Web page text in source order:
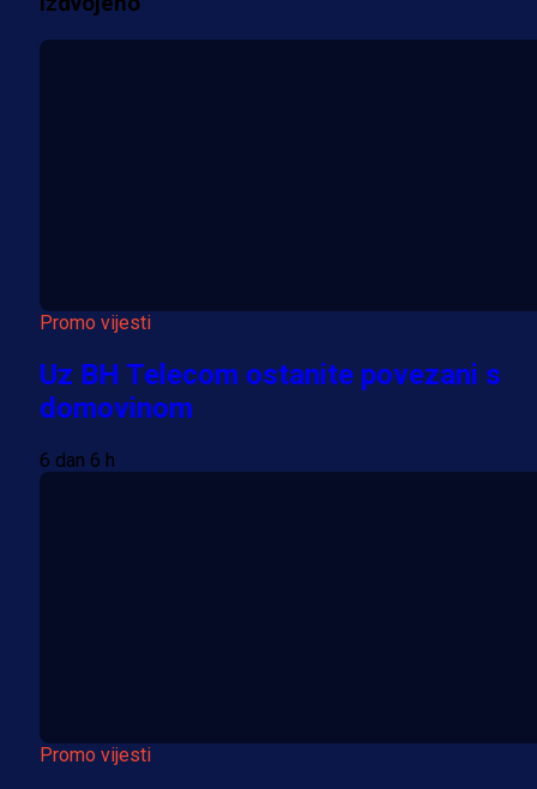
Promo vijesti
Uz BH Telecom ostanite povezani s
domovinom
6 dan 6 h
Promo vijesti